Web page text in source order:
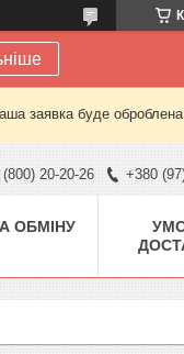
заявка буде
20-20-26 +380
ОБМІНУ